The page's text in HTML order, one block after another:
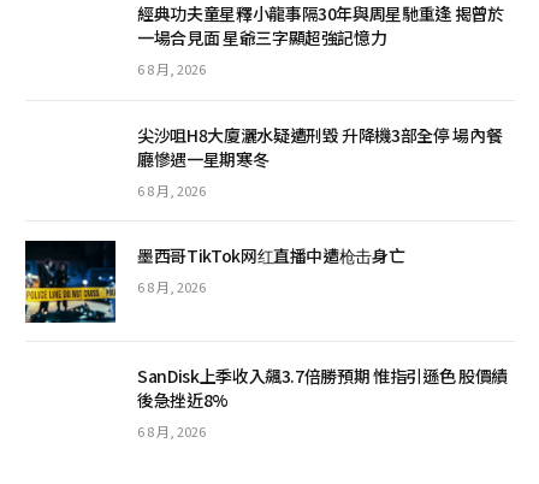
經典功夫童星釋小龍事隔30年與周星馳重逢 揭曾於
一場合見面 星爺三字顯超強記憶力
6 8 月, 2026
尖沙咀H8大廈灑水疑遭刑毀 升降機3部全停 場內餐
廳慘遇一星期寒冬
6 8 月, 2026
墨西哥TikTok网红直播中遭枪击身亡
6 8 月, 2026
SanDisk上季收入飆3.7倍勝預期 惟指引遜色 股價績
後急挫近8%
6 8 月, 2026